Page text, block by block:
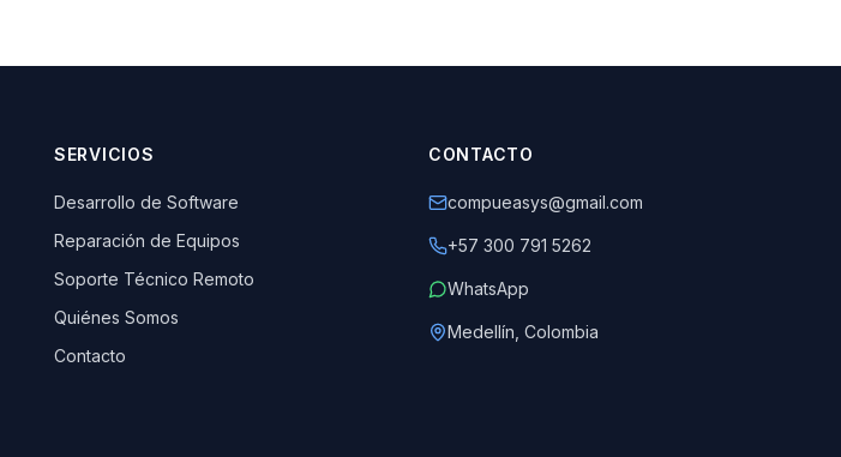
SERVICIOS
Desarrollo de Software
Reparación de Equipos
Soporte Técnico Remoto
Quiénes Somos
Contacto
CONTACTO
compueasys@gmail.com
+57 300 791 5262
WhatsApp
Medellín, Colombia